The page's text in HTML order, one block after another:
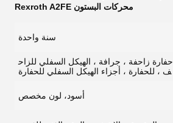
محركات البستون Rexroth A2FE
سنة واحدة
حفارة زاحفة ، جرافة ، الهيكل السفلي للزاح
ف ، للحفارة ، أجزاء الهيكل السفلي للحفارة
أسود، لون مخصص